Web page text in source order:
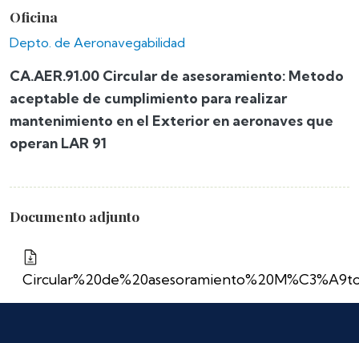
Oficina
Depto. de Aeronavegabilidad
CA.AER.91.00 Circular de asesoramiento: Metodo
aceptable de cumplimiento para realizar
mantenimiento en el Exterior en aeronaves que
operan LAR 91
Documento adjunto